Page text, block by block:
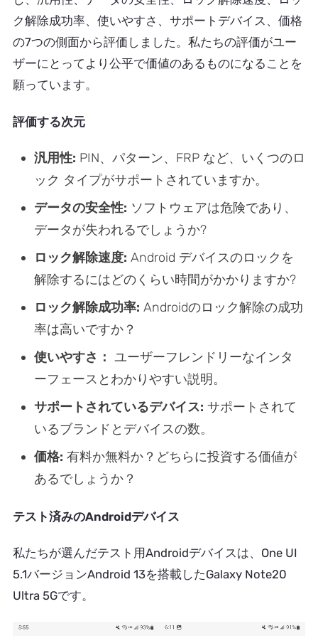
ク解除成功率、使いやすさ、サポートデバイス、価格
の7つの側面から評価しました。私たちの評価がユー
ザーにとってより公平で価値のあるものになることを
願っています。
評価する次元
汎用性: PIN、パターン、FRP など、いくつのロ
ック タイプがサポートされていますか。
データの安全性: ソフトウェアは危険であり、
データが失われるでしょうか?
ロック解除速度: Android デバイスのロックを
解除するにはどのくらい時間がかかりますか?
ロック解除成功率: Androidのロック解除の成功
率は高いですか？
使いやすさ： ユーザーフレンドリーなインタ
ーフェースとわかりやすい説明。
サポートされているデバイス: サポートされて
いるブランドとデバイスの数。
価格: 有料か無料か？どちらに投資する価値が
あるでしょうか？
テスト済みのAndroidデバイス
私たちが選んだテスト用Androidデバイスは、One UI
5.1バージョンAndroid 13を搭載したGalaxy Note20
Ultra 5Gです。